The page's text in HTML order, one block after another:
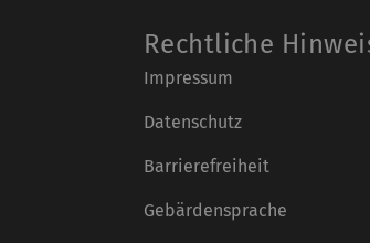
Rechtliche
Impressum
Datenschutz
Barrierefreiheit
Gebärdensprache